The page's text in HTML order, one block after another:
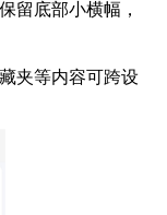
留底部小横幅，
夹等内容可跨设